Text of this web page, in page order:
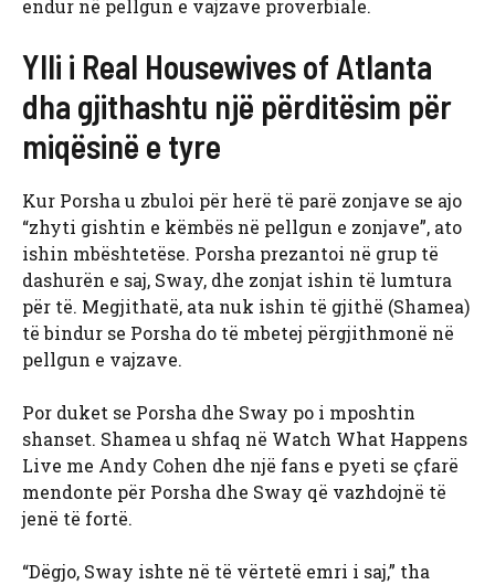
endur në pellgun e vajzave proverbiale.
Ylli i Real Housewives of Atlanta
dha gjithashtu një përditësim për
miqësinë e tyre
Kur Porsha u zbuloi për herë të parë zonjave se ajo
“zhyti gishtin e këmbës në pellgun e zonjave”, ato
ishin mbështetëse. Porsha prezantoi në grup të
dashurën e saj, Sway, dhe zonjat ishin të lumtura
për të. Megjithatë, ata nuk ishin të gjithë (Shamea)
të bindur se Porsha do të mbetej përgjithmonë në
pellgun e vajzave.
Por duket se Porsha dhe Sway po i mposhtin
shanset. Shamea u shfaq në Watch What Happens
Live me Andy Cohen dhe një fans e pyeti se çfarë
mendonte për Porsha dhe Sway që vazhdojnë të
jenë të fortë.
“Dëgjo, Sway ishte në të vërtetë emri i saj,” tha